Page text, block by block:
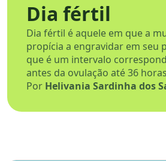
Dia fértil
Dia fértil é aquele em que a
propícia a engravidar em seu
que é um intervalo
antes da ovulação até 36
Por Helivania Sardinha dos